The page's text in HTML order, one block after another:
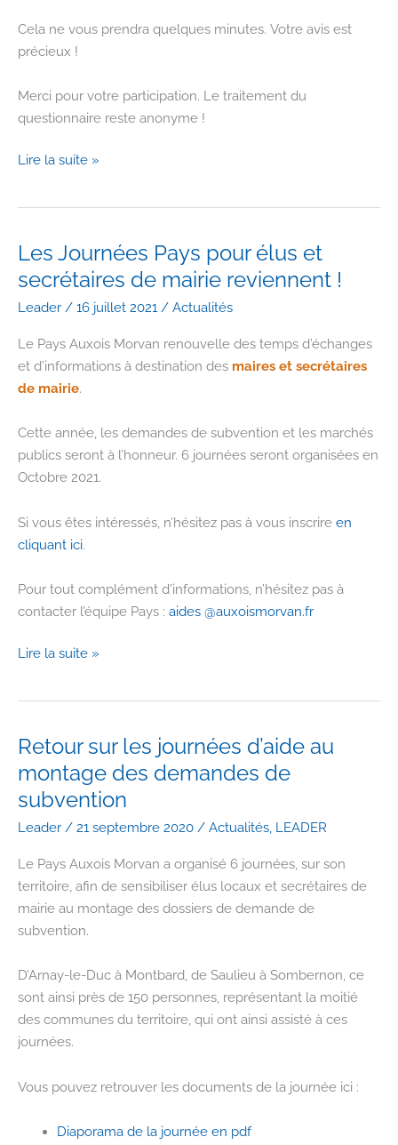
Cela ne vous prendra quelques minutes. Votre avis est
précieux !
Merci pour votre participation. Le traitement du
questionnaire reste anonyme !
Le
concertation
de
ses
habitants
Lire la suite »
Les Journées Pays pour élus et
secrétaires de mairie reviennent !
Leader / 16 juillet 2021 / Actualités
Le Pays Auxois Morvan renouvelle des temps d’échanges
et d’informations à destination des maires et secrétaires
de mairie.
Cette année, les demandes de subvention et les marchés
publics seront à l’honneur. 6 journées seront organisées en
Octobre 2021.
Si vous êtes intéressés, n’hésitez pas à vous inscrire en
cliquant ici.
Pour tout complément d’informations, n’hésitez pas à
contacter l’équipe Pays : aides @auxoismorvan.fr
Les
élus
secrétaires
de
mairie
Lire la suite »
Retour sur les journées d’aide au
montage des demandes de
subvention
Leader / 21 septembre 2020 / Actualités LEADER
Le Pays Auxois Morvan a organisé 6 journées, sur son
territoire, afin de sensibiliser élus locaux et secrétaires de
mairie au montage des dossiers de demande de
subvention.
D’Arnay-le-Duc à Montbard, de Saulieu à Sombernon, ce
sont ainsi près de 150 personnes, représentant la moitié
des communes du territoire, qui ont ainsi assisté à ces
journées.
Vous pouvez retrouver les documents de la journée ici :
Diaporama de la journée en pdf